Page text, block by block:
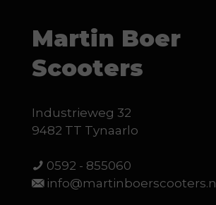
Martin Boer
Scooters
Industrieweg 32
9482 TT Tynaarlo
0592 - 855060
info@martinboerscooters.nl